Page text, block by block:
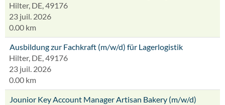
Hilter, DE, 49176
23 juil. 2026
0.00 km
Ausbildung zur Fachkraft (m/w/d) für Lagerlogistik
Hilter, DE, 49176
23 juil. 2026
0.00 km
Jounior Key Account Manager Artisan Bakery (m/w/d)